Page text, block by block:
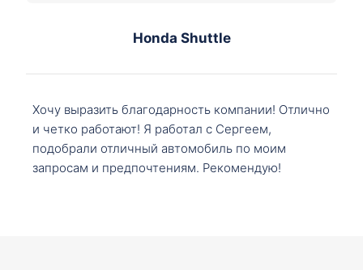
Honda Shuttle
Хочу выразить благодарность компании! Отлично
и четко работают! Я работал с Сергеем,
подобрали отличный автомобиль по моим
запросам и предпочтениям. Рекомендую!